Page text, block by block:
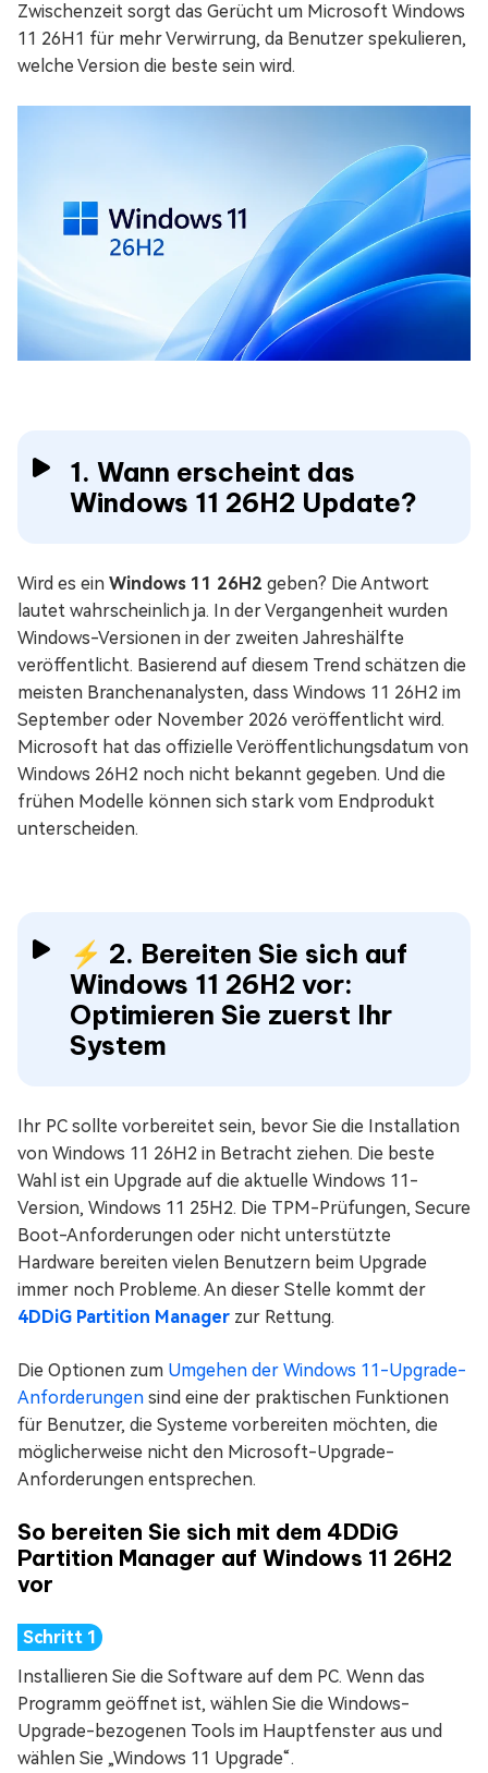
Zwischenzeit sorgt das Gerücht um Microsoft Windows
11 26H1 für mehr Verwirrung, da Benutzer spekulieren,
welche Version die beste sein wird.
1. Wann erscheint das
Windows 11 26H2 Update?
Wird es ein Windows 11 26H2 geben? Die Antwort
lautet wahrscheinlich ja. In der Vergangenheit wurden
Windows-Versionen in der zweiten Jahreshälfte
veröffentlicht. Basierend auf diesem Trend schätzen die
meisten Branchenanalysten, dass Windows 11 26H2 im
September oder November 2026 veröffentlicht wird.
Microsoft hat das offizielle Veröffentlichungsdatum von
Windows 26H2 noch nicht bekannt gegeben. Und die
frühen Modelle können sich stark vom Endprodukt
unterscheiden.
⚡ 2. Bereiten Sie sich auf
Windows 11 26H2 vor:
Optimieren Sie zuerst Ihr
System
Ihr PC sollte vorbereitet sein, bevor Sie die Installation
von Windows 11 26H2 in Betracht ziehen. Die beste
Wahl ist ein Upgrade auf die aktuelle Windows 11-
Version, Windows 11 25H2. Die TPM-Prüfungen, Secure
Boot-Anforderungen oder nicht unterstützte
Hardware bereiten vielen Benutzern beim Upgrade
immer noch Probleme. An dieser Stelle kommt der
4DDiG Partition Manager zur Rettung.
Die Optionen zum Umgehen der Windows 11-Upgrade-
Anforderungen sind eine der praktischen Funktionen
für Benutzer, die Systeme vorbereiten möchten, die
möglicherweise nicht den Microsoft-Upgrade-
Anforderungen entsprechen.
So bereiten Sie sich mit dem 4DDiG
Partition Manager auf Windows 11 26H2
vor
Installieren Sie die Software auf dem PC. Wenn das
Programm geöffnet ist, wählen Sie die Windows-
Upgrade-bezogenen Tools im Hauptfenster aus und
wählen Sie „Windows 11 Upgrade“.